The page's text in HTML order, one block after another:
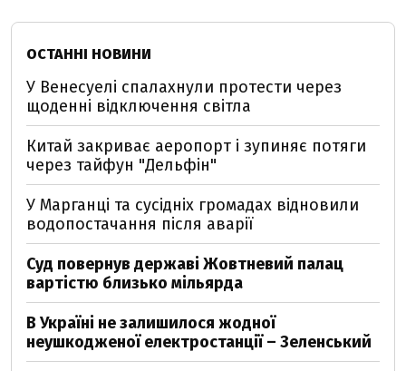
ОСТАННІ НОВИНИ
У Венесуелі спалахнули протести через
щоденні відключення світла
Китай закриває аеропорт і зупиняє потяги
через тайфун "Дельфін"
У Марганці та сусідніх громадах відновили
водопостачання після аварії
Суд повернув державі Жовтневий палац
вартістю близько мільярда
В Україні не залишилося жодної
неушкодженої електростанції – Зеленський